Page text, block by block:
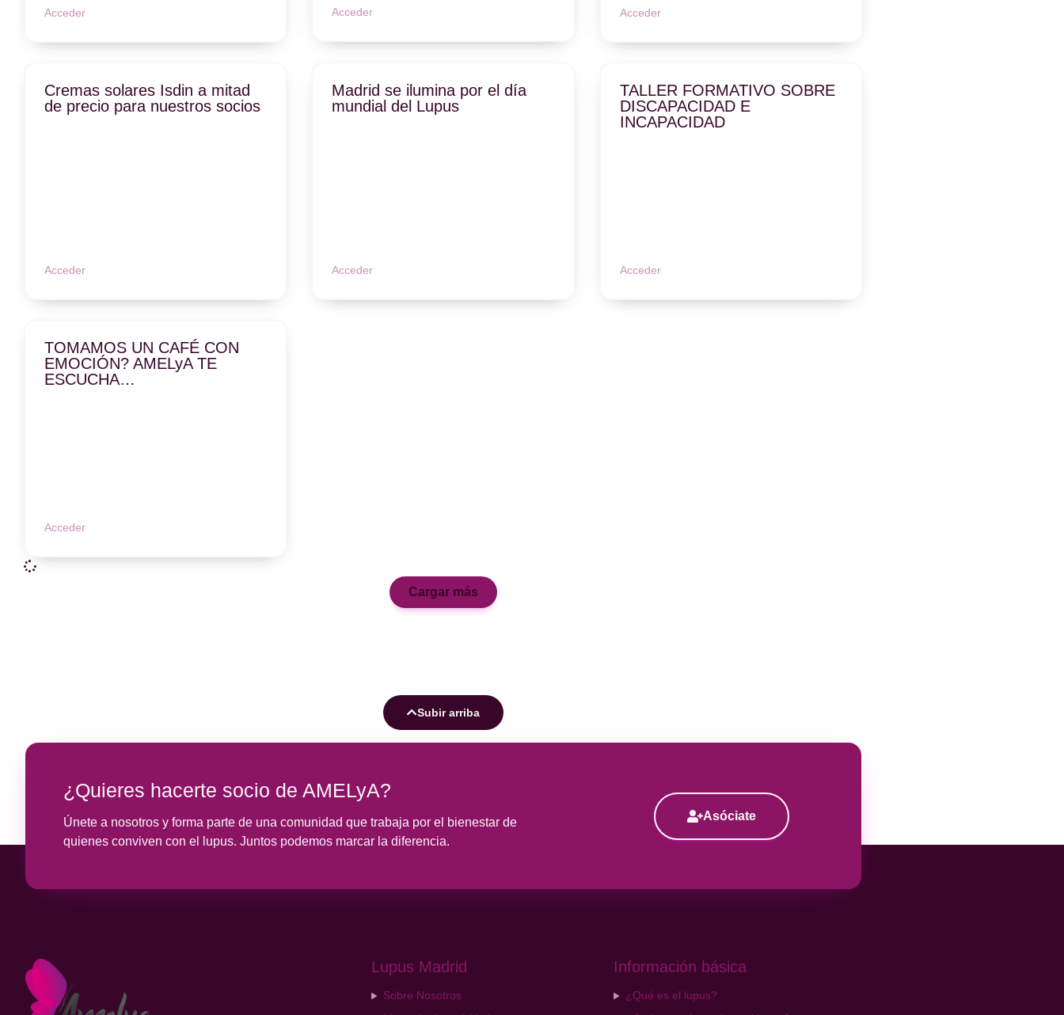
Acceder Acceder Acceder
Cremas solares Isdin a mitad
de precio para nuestros socios
Acceder
Madrid se ilumina por el día
mundial del Lupus
Acceder
TALLER FORMATIVO SOBRE
DISCAPACIDAD E
INCAPACIDAD
Acceder
TOMAMOS UN CAFÉ CON
EMOCIÓN? AMELyA TE
ESCUCHA…
Acceder
Cargar más
Subir arriba
¿Quieres hacerte socio de AMELyA?
Únete a nosotros y forma parte de una comunidad que trabaja por el bienestar de
quienes conviven con el lupus. Juntos podemos marcar la diferencia.
Asóciate
Lupus Madrid
Sobre Nosotros
Información básica
¿Qué es el lupus?